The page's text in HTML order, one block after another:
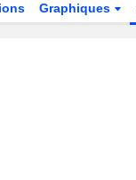
Graphiques